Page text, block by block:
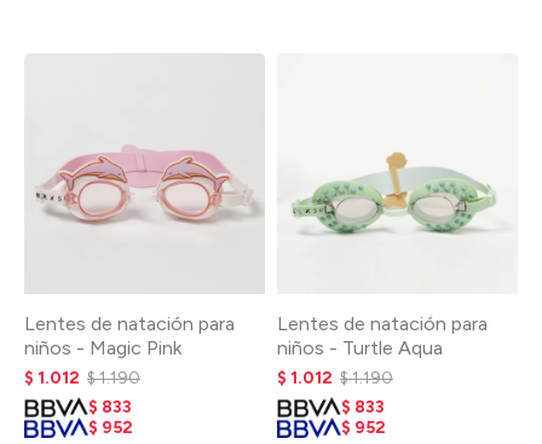
Lentes de natación para
niños - Magic Pink
$ 1.012 $1.190
$ 833
$ 952
Lentes de natación para
niños - Turtle Aqua
$ 1.012 $1.190
$ 833
$ 952